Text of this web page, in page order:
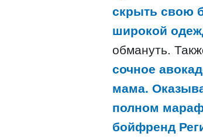
скрыть свою
широкой
обмануть.
сочное
мама.
полном
бойфренд